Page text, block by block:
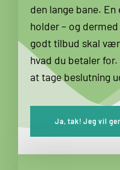
den lange bane.
holder – og
godt tilbud skal
hvad du betaler
at tage beslutning
Ja, tak! Jeg vil